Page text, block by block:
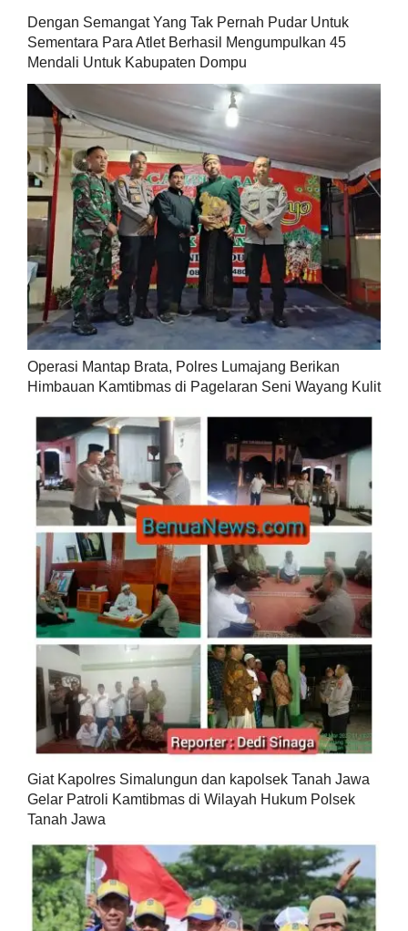
Dengan Semangat Yang Tak Pernah Pudar Untuk
Sementara Para Atlet Berhasil Mengumpulkan 45
Mendali Untuk Kabupaten Dompu
Operasi Mantap Brata, Polres Lumajang Berikan
Himbauan Kamtibmas di Pagelaran Seni Wayang Kulit
Giat Kapolres Simalungun dan kapolsek Tanah Jawa
Gelar Patroli Kamtibmas di Wilayah Hukum Polsek
Tanah Jawa